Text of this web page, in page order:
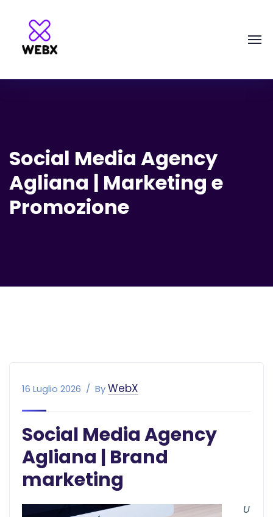
Social Media Agency
Agliana | Marketing e
Promozione
16 Luglio 2026 ByWebX
Social Media Agency
Agliana | Brand
marketing
U